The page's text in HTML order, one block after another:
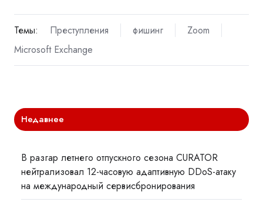
Темы: Преступления фишинг
Zoom
Microsoft Exchange
Недавнее
В разгар летнего отпускного сезона CURATOR
нейтрализовал 12-часовую адаптивную DDoS-атаку
на международный сервисбронирования